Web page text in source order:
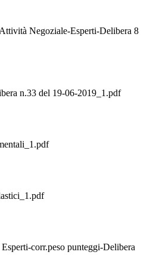
Negoziale-Esperti-Delibera 8
n.33 del 19-06-2019_1.pdf
corr.peso punteggi-Delibera